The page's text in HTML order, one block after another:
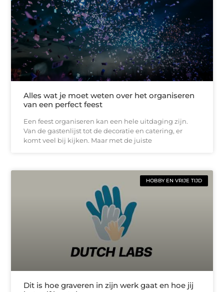
Alles wat je moet weten over het organiseren
van een perfect feest
Een feest organiseren kan een hele uitdaging zijn.
Van de gastenlijst tot de decoratie en catering, er
komt veel bij kijken. Maar met de juiste
HOBBY EN VRIJE TIJD
Dit is hoe graveren in zijn werk gaat en hoe jij